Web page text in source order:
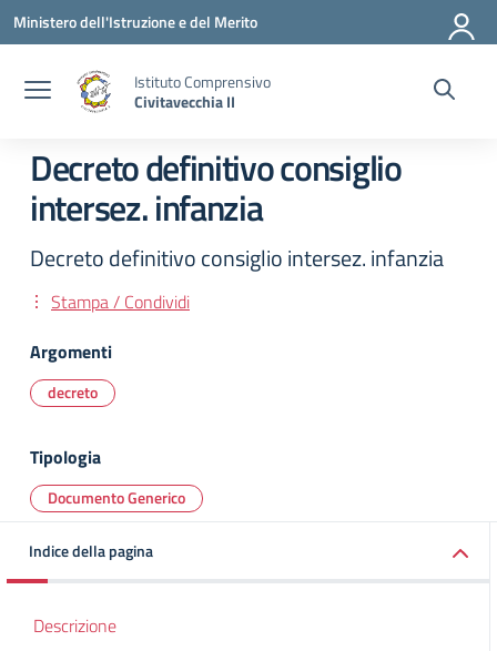
Vai ai contenuti
Vai al menu di navigazione
Vai al footer
Ministero dell'Istruzione e del Merito
Istituto Comprensivo
Civitavecchia II
Decreto definitivo consiglio
intersez. infanzia
Decreto definitivo consiglio intersez. infanzia
Stampa / Condividi
Argomenti
decreto
Tipologia
Documento Generico
Indice della pagina
Descrizione